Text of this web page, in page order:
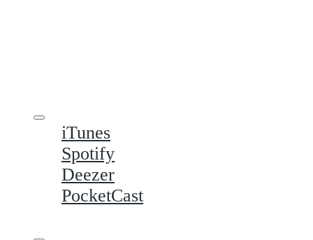
iTunes
Spotify
Deezer
PocketCast